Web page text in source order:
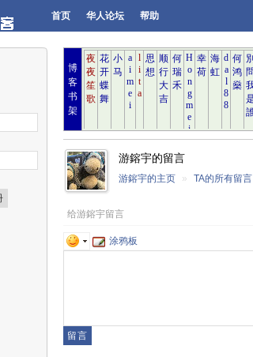
首页 华人论坛 帮助
博
客
书
架
游鎔宇的留言
游鎔宇的主页 » TA的所有留言
给游鎔宇留言
涂鸦板